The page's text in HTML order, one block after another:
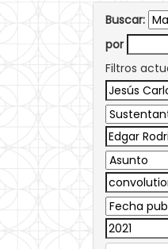
Buscar:
por
Filtros